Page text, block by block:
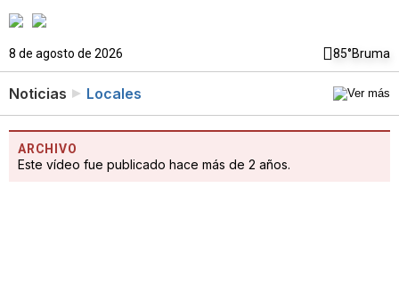
8 de agosto de 2026 85°Bruma
Noticias Locales
ARCHIVO
Este vídeo fue publicado hace más de 2 años.